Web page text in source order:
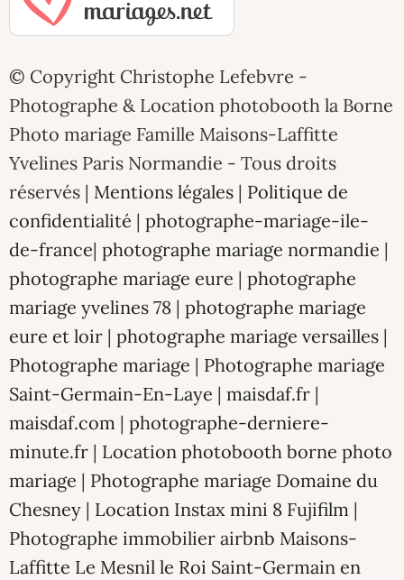
© Copyright Christophe Lefebvre -
Photographe & Location photobooth la Borne
Photo mariage Famille Maisons-Laffitte
Yvelines Paris Normandie - Tous droits
réservés | Mentions légales | Politique de
confidentialité | photographe-mariage-ile-
de-france| photographe mariage normandie |
photographe mariage eure | photographe
mariage yvelines 78 | photographe mariage
eure et loir | photographe mariage versailles |
Photographe mariage | Photographe mariage
Saint-Germain-En-Laye | maisdaf.fr |
maisdaf.com | photographe-derniere-
minute.fr | Location photobooth borne photo
mariage | Photographe mariage Domaine du
Chesney | Location Instax mini 8 Fujifilm |
Photographe immobilier airbnb Maisons-
Laffitte Le Mesnil le Roi Saint-Germain en